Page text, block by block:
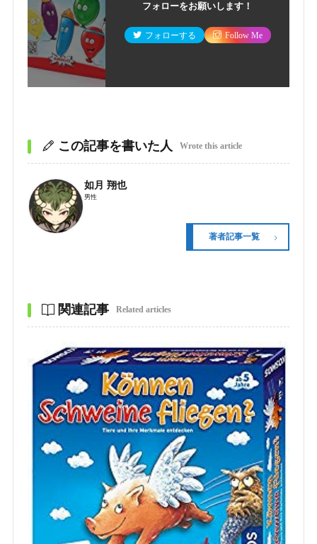
フォローをお願いします！
フォローする Follow Me
この記事を書いた人 Wrote this article
如月 翔也
男性
著者記事一覧
関連記事 Related articles